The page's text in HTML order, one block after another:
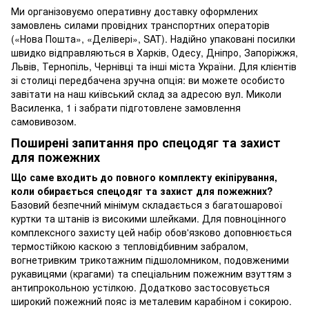
Ми організовуємо оперативну доставку оформлених
замовлень силами провідних транспортних операторів
(«Нова Пошта», «Делівері», SAT). Надійно упаковані посилки
швидко відправляються в Харків, Одесу, Дніпро, Запоріжжя,
Львів, Тернопіль, Чернівці та інші міста України. Для клієнтів
зі столиці передбачена зручна опція: ви можете особисто
завітати на наш київський склад за адресою вул. Миколи
Василенка, 1 і забрати підготовлене замовлення
самовивозом.
Поширені запитання про спецодяг та захист
для пожежних
Що саме входить до повного комплекту екіпірування,
коли обирається спецодяг та захист для пожежних?
Базовий безпечний мінімум складається з багатошарової
куртки та штанів із високими шлейками. Для повноцінного
комплексного захисту цей набір обов'язково доповнюється
термостійкою каскою з тепловідбивним забралом,
вогнетривким трикотажним підшоломником, подовженими
рукавицями (крагами) та спеціальним пожежним взуттям з
антипрокольною устілкою. Додатково застосовується
широкий пожежний пояс із металевим карабіном і сокирою.